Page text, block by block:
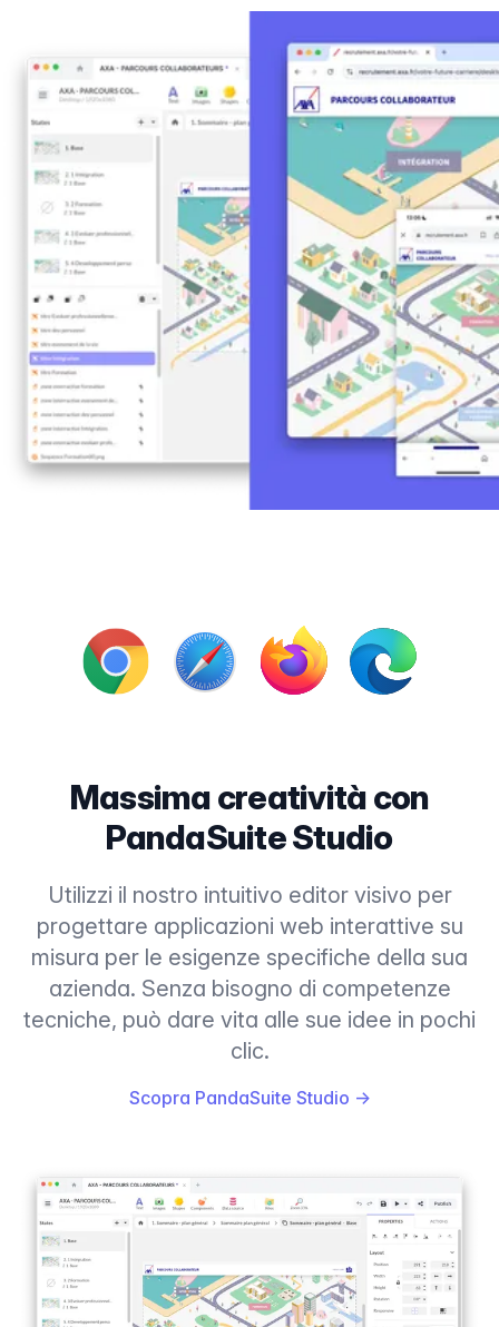
Massima creatività con
PandaSuite Studio
Utilizzi il nostro intuitivo editor visivo per
progettare applicazioni web interattive su
misura per le esigenze specifiche della sua
azienda. Senza bisogno di competenze
tecniche, può dare vita alle sue idee in pochi
clic.
Scopra PandaSuite Studio →